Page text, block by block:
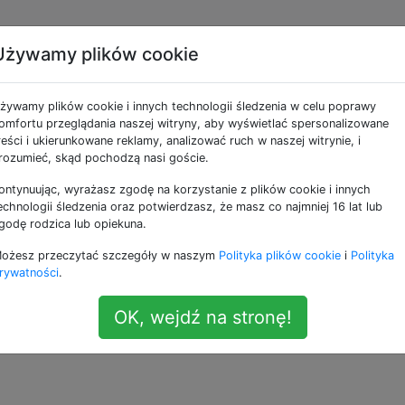
jako opera-mobile
Mini a Opera Mobile?
do Opera Mini? Czy są jakieś inne
plików cookie
plików cookie i innych technologii śledzenia w celu poprawy
przeglądania naszej witryny, aby wyświetlać spersonalizowane
i ukierunkowane reklamy, analizować ruch w naszej witrynie, i
skąd pochodzą nasi goście.
wyrażasz zgodę na korzystanie z plików cookie i innych
śledzenia oraz potwierdzasz, że masz co najmniej 16 lat lub
rodzica lub opiekuna.
przeczytać szczegóły w naszym Polityka plików cookie i Polityka
.
OK, wejdź na stronę!